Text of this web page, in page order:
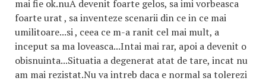
mai fie ok.nuA devenit foarte gelos, sa imi vorbeasca
foarte urat , sa inventeze scenarii din ce in ce mai
umilitoare...si , ceea ce m-a ranit cel mai mult, a
inceput sa ma loveasca...Intai mai rar, apoi a devenit o
obisnuinta...Situatia a degenerat atat de tare, incat nu
am mai rezistat.Nu va intreb daca e normal sa tolerezi